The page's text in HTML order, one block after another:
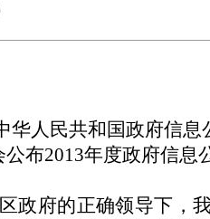
华人民共和国政府信
布2013年度政府信息
政府的正确领导下，